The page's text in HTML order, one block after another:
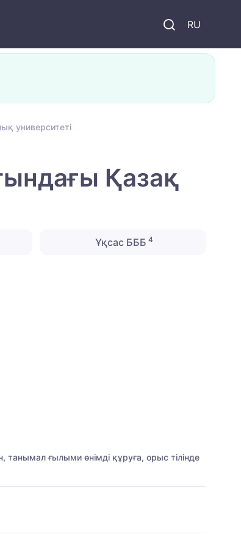
RU
университеті
Қазақ
Ұқсас БББ 4
танымал ғылыми өнімді құруға, орыс тілінде